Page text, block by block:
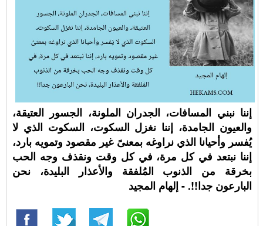
إننا نبني المسافات، الجدران الملونة، الجسور العتيقة،
والعيون الجامدة، إننا نغزل السكوت، السكوت الذي لا
يُفسر وأحيانا الذي نراوغه بمعنىً غير مقصود وتمويه بارد،
إننا نبتعد في كل مرة، في كل وقت ونقذف وجه الحب
بخرقة من الذنوب المُلفقة والأعذار البليدة، نحن
البارعون جدا!!. - إلهام المجيد